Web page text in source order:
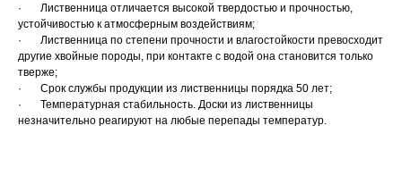
· Лиственница отличается высокой твердостью и прочностью,
устойчивостью к атмосферным воздействиям;
· Лиственница по степени прочности и влагостойкости превосходит
другие хвойные породы, при контакте с водой она становится только
тверже;
· Срок службы продукции из лиственницы порядка 50 лет;
· Температурная стабильность. Доски из лиственницы
незначительно реагируют на любые перепады температур.